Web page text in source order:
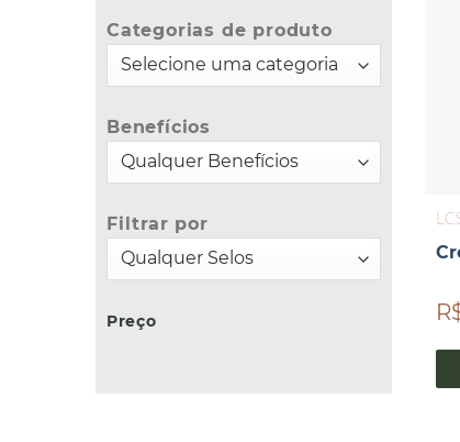
Categorias de produto
Benefícios
Filtrar por
Preço